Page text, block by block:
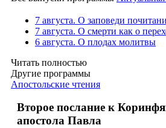
7 августа. О заповеди
7 августа. О смерти как о
6 августа. О плодах молитвы
Читать полностью
Другие программы
Апостольские чтения
Второе послание к
апостола Павла